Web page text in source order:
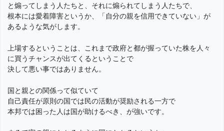
と煽ってしまう人たちと、それに煽られてしまう人たちで、
根本には愛着障害というか、「自分の親を信用できていない」が
あるような気がします。
上場するということは、これまで政府と都が握っていた株を人々
に買うチャンスが出てくるということで
決して悪い事ではありません。
国と親との関係って似ていて
自己責任が原則の国では民の活動が奨励される一方で
本邦では困った人は国が助けるべき、が強いです。